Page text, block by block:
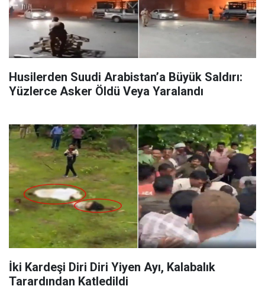
Husilerden Suudi Arabistan’a Büyük Saldırı:
Yüzlerce Asker Öldü Veya Yaralandı
İki Kardeşi Diri Diri Yiyen Ayı, Kalabalık
Tarardından Katledildi